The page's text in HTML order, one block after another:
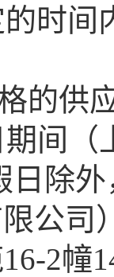
时间
供应
间（
日除
公司
2幢